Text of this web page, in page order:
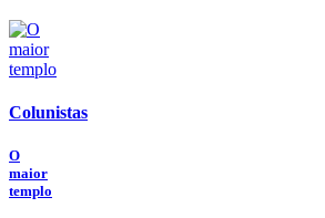
Colunistas
O
maior
templo